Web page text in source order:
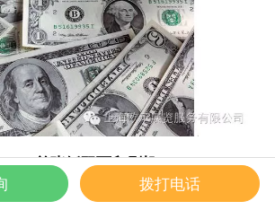
单张纸双面印刷机
拨打电话